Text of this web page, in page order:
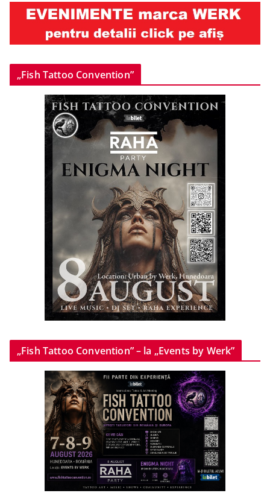
„Fish Tattoo Convention”
„Fish Tattoo Convention” – la „Events by Werk”